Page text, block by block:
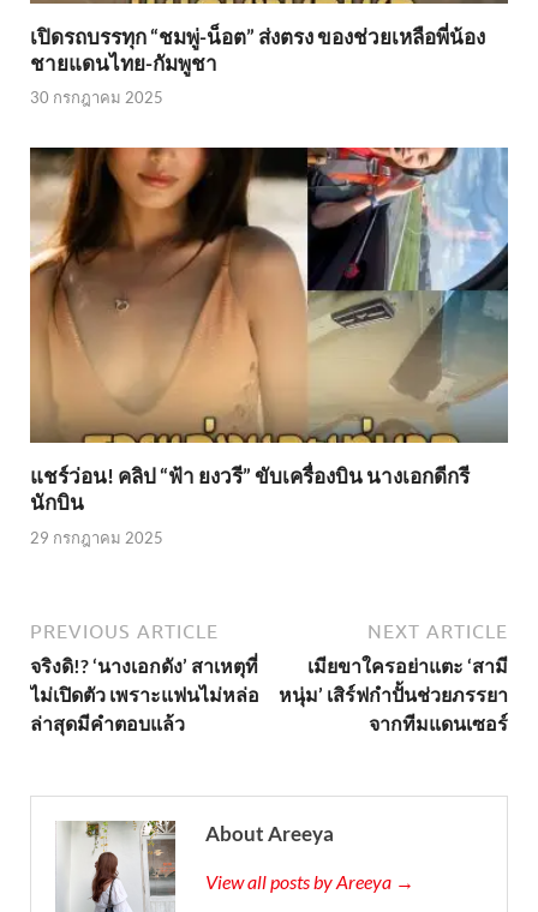
เปิดรถบรรทุก “ชมพู่-น็อต” ส่งตรง ของช่วยเหลือพี่น้อง
ชายแดนไทย-กัมพูชา
30 กรกฎาคม 2025
แชร์ว่อน! คลิป “ฟ้า ยงวรี” ขับเครื่องบิน นางเอกดีกรี
นักบิน
29 กรกฎาคม 2025
PREVIOUS ARTICLE
จริงดิ!? ‘นางเอกดัง’ สาเหตุที่
ไม่เปิดตัว เพราะแฟนไม่หล่อ
ล่าสุดมีคำตอบแล้ว
NEXT ARTICLE
เมียขาใครอย่าแตะ ‘สามี
หนุ่ม’ เสิร์ฟกำปั้นช่วยภรรยา
จากทีมแดนเซอร์
About Areeya
View all posts by Areeya →